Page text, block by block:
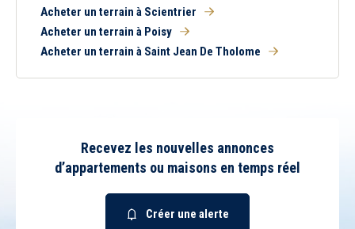
Acheter un terrain à Scientrier
Acheter un terrain à Poisy
Acheter un terrain à Saint Jean De Tholome
Recevez les nouvelles annonces
d’appartements ou maisons en temps réel
Créer une alerte